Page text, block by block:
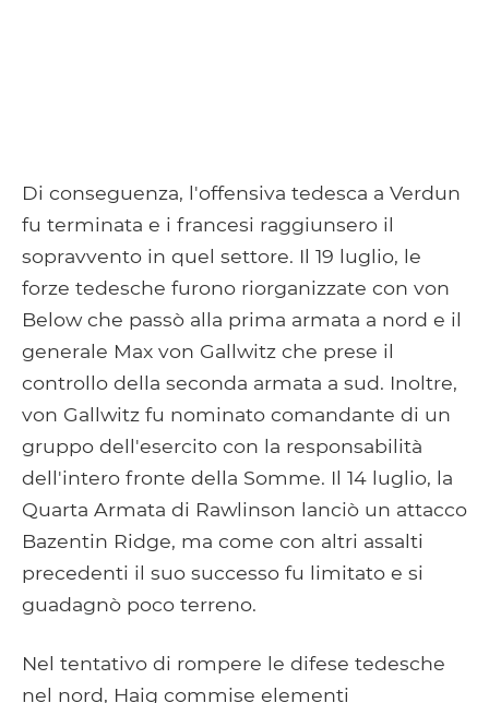
Di conseguenza, l'offensiva tedesca a Verdun
fu terminata e i francesi raggiunsero il
sopravvento in quel settore. Il 19 luglio, le
forze tedesche furono riorganizzate con von
Below che passò alla prima armata a nord e il
generale Max von Gallwitz che prese il
controllo della seconda armata a sud. Inoltre,
von Gallwitz fu nominato comandante di un
gruppo dell'esercito con la responsabilità
dell'intero fronte della Somme. Il 14 luglio, la
Quarta Armata di Rawlinson lanciò un attacco
Bazentin Ridge, ma come con altri assalti
precedenti il ​​suo successo fu limitato e si
guadagnò poco terreno.
Nel tentativo di rompere le difese tedesche
nel nord, Haig commise elementi